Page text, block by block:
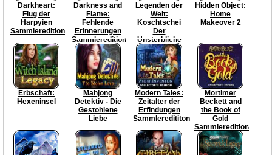
Darkheart:
Flug der
Harpyien
Sammleredition
Darkness and
Flame:
Fehlende
Erinnerungen
Sammleredition
Legenden der
Welt:
Koschtschei
Der
Unsterbliche
Hidden Object:
Home
Makeover 2
Erbschaft:
Hexeninsel
Mahjong
Detektiv - Die
Gestohlene
Liebe
Modern Tales:
Zeitalter der
Erfindungen
Sammleredititon
Mortimer
Beckett and
the Book of
Gold
Sammleredition